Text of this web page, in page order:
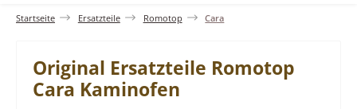
Startseite Ersatzteile Romotop Cara
Original Ersatzteile Romotop
Cara Kaminofen